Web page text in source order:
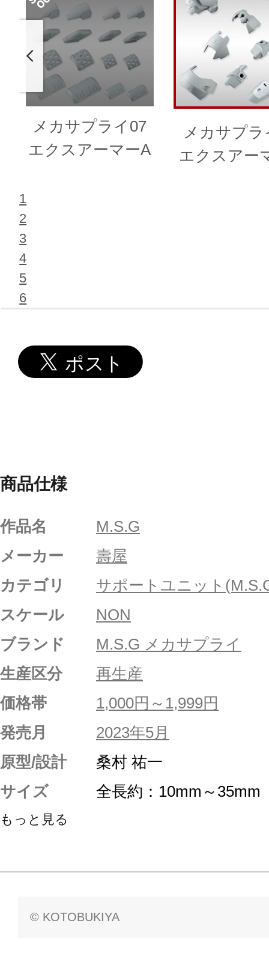
メカサプライ07
エクスアーマーA
メカサプラ
エクスアー
1
2
3
4
5
6
商品仕様
作品名
M.S.G
メーカー
壽屋
カテゴリ
サポートユニット
スケール
NON
ブランド
M.S.G メカサプライ
生産区分
再生産
価格帯
1,000円～1,999円
発売月
2023年5月
原型/設計
桑村 祐一
サイズ
全長約：10mm～35mm
もっと見る
© KOTOBUKIYA